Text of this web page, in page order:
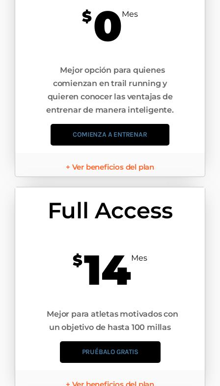
$0Mes
Mejor opción para quienes
comienzan en trail running y
quieren conocer las ventajas de
entrenar de manera inteligente.​
COMIENZA A ENTRENAR
+ Ver beneficios del plan
Full Access
$14Mes
Mejor para atletas motivados con
un objetivo de hasta 100 millas​
PRUÉBALO GRATIS